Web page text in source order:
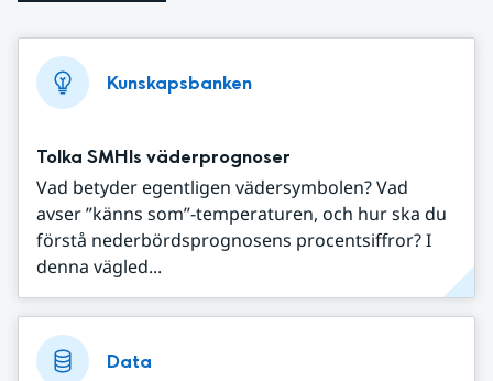
Kunskapsbanken
Tolka SMHIs väderprognoser
Vad betyder egentligen vädersymbolen? Vad
avser ”känns som”-temperaturen, och hur ska du
förstå nederbördsprognosens procentsiffror? I
denna vägled...
Data